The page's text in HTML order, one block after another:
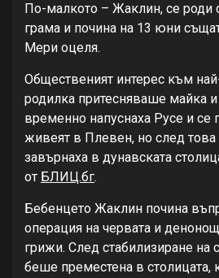
По-малкото – Жаклин, се роди
грама и почина на 13 юни
Мери оцеля.
Общественият интерес към
родилка притесняваше майка
временно напуснаха Русе и се
живеят в Плевен, но след това
завърнаха в дунавската
от БЛИЦ.бг.
Бебенцето Жаклин почина
операция на червата и
грижи. След стабилизиране на
беше преместена в столицата,